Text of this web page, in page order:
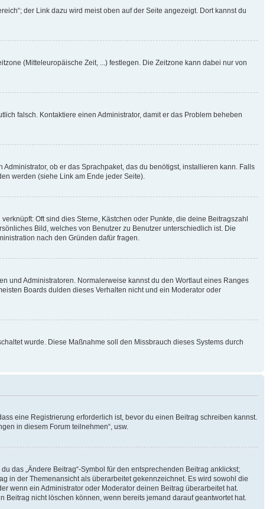
der Link dazu wird meist oben auf der Seite angezeigt. Dort kannst du
(Mitteleuropäische Zeit, ...) festlegen. Die Zeitzone kann dabei nur von
falsch. Kontaktiere einen Administrator, damit er das Problem beheben
ob er das Sprachpaket, das du benötigst, installieren kann. Falls
werden (siehe Link am Ende jeder Seite).
Oft sind dies Sterne, Kästchen oder Punkte, die deine Beitragszahl
Bild, welches von Benutzer zu Benutzer unterschiedlich ist. Die
nach den Gründen dafür fragen.
und Administratoren. Normalerweise kannst du den Wortlaut eines Ranges
Boards dulden dieses Verhalten nicht und ein Moderator oder
wurde. Diese Maßnahme soll den Missbrauch dieses Systems durch
eine Registrierung erforderlich ist, bevor du einen Beitrag schreiben kannst.
in diesem Forum teilnehmen“, usw.
das „Ändere Beitrag“-Symbol für den entsprechenden Beitrag anklickst;
in der Themenansicht als überarbeitet gekennzeichnet. Es wird sowohl die
wenn ein Administrator oder Moderator deinen Beitrag überarbeitet hat.
nicht löschen können, wenn bereits jemand darauf geantwortet hat.